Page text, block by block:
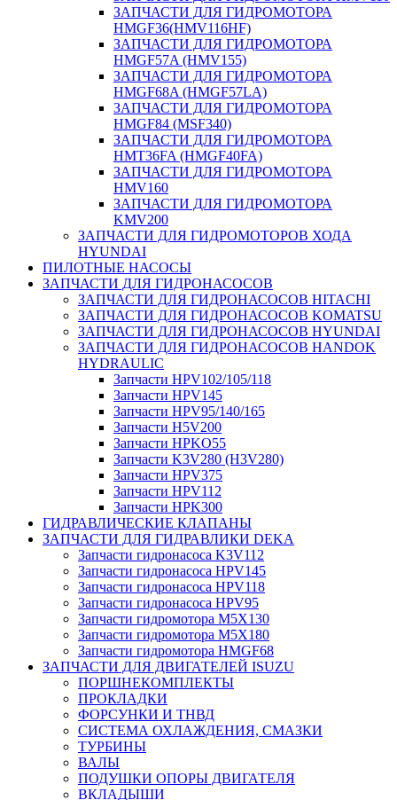
ЗАПЧАСТИ ДЛЯ ГИДРОМОТОРА
HMGF36(HMV116HF)
ЗАПЧАСТИ ДЛЯ ГИДРОМОТОРА
HMGF57A (HMV155)
ЗАПЧАСТИ ДЛЯ ГИДРОМОТОРА
HMGF68A (HMGF57LA)
ЗАПЧАСТИ ДЛЯ ГИДРОМОТОРА
HMGF84 (MSF340)
ЗАПЧАСТИ ДЛЯ ГИДРОМОТОРА
HMT36FA (HMGF40FA)
ЗАПЧАСТИ ДЛЯ ГИДРОМОТОРА
HMV160
ЗАПЧАСТИ ДЛЯ ГИДРОМОТОРА
KMV200
ЗАПЧАСТИ ДЛЯ ГИДРОМОТОРОВ ХОДА
HYUNDAI
ПИЛОТНЫЕ НАСОСЫ
ЗАПЧАСТИ ДЛЯ ГИДРОНАСОСОВ
ЗАПЧАСТИ ДЛЯ ГИДРОНАСОСОВ HITACHI
ЗАПЧАСТИ ДЛЯ ГИДРОНАСОСОВ KOMATSU
ЗАПЧАСТИ ДЛЯ ГИДРОНАСОСОВ HYUNDAI
ЗАПЧАСТИ ДЛЯ ГИДРОНАСОСОВ HANDOK
HYDRAULIC
Запчасти HPV102/105/118
Запчасти HPV145
Запчасти HPV95/140/165
Запчасти H5V200
Запчасти HPKO55
Запчасти K3V280 (H3V280)
Запчасти HPV375
Запчасти HPV112
Запчасти HPK300
ГИДРАВЛИЧЕСКИЕ КЛАПАНЫ
ЗАПЧАСТИ ДЛЯ ГИДРАВЛИКИ DEKA
Запчасти гидронасоса K3V112
Запчасти гидронасоса HPV145
Запчасти гидронасоса HPV118
Запчасти гидронасоса HPV95
Запчасти гидромотора M5X130
Запчасти гидромотора M5X180
Запчасти гидромотора HMGF68
ЗАПЧАСТИ ДЛЯ ДВИГАТЕЛЕЙ ISUZU
ПОРШНЕКОМПЛЕКТЫ
ПРОКЛАДКИ
ФОРСУНКИ И ТНВД
СИСТЕМА ОХЛАЖДЕНИЯ, СМАЗКИ
ТУРБИНЫ
ВАЛЫ
ПОДУШКИ ОПОРЫ ДВИГАТЕЛЯ
ВКЛАДЫШИ